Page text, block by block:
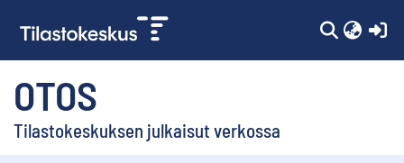
OTOS
Tilastokeskuksen julkaisut verkossa